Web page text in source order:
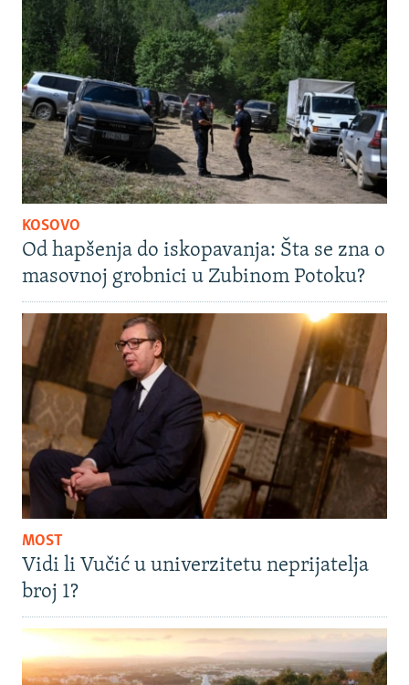
KOSOVO
Od hapšenja do iskopavanja: Šta se zna o
masovnoj grobnici u Zubinom Potoku?
MOST
Vidi li Vučić u univerzitetu neprijatelja
broj 1?